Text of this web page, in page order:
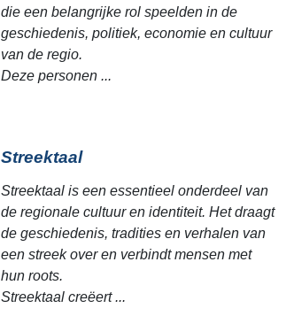
die een belangrijke rol speelden in de
geschiedenis, politiek, economie en cultuur
van de regio.
Deze personen ...
Streektaal
Streektaal is een essentieel onderdeel van
de regionale cultuur en identiteit. Het draagt
de geschiedenis, tradities en verhalen van
een streek over en verbindt mensen met
hun roots.
Streektaal creëert ...